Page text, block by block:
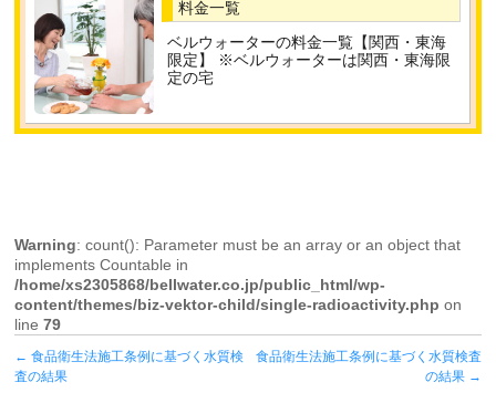
料金一覧
ベルウォーターの料金一覧【関西・東海
限定】 ※ベルウォーターは関西・東海限
定の宅
Warning: count(): Parameter must be an array or an object that
implements Countable in
/home/xs2305868/bellwater.co.jp/public_html/wp-
content/themes/biz-vektor-child/single-radioactivity.php on
line79
← 食品衛生法施工条例に基づく水質検
査の結果
食品衛生法施工条例に基づく水質検査
の結果 →